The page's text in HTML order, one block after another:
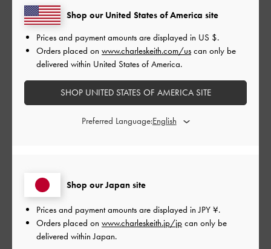
このレビューは役に立ちましたか？
大容量で可愛すぎました
つ付いてて1つはチャック付きなので安心です。
短い取っ手邪魔な場合は取り外せますし、リュックタイプも長
めの取っ手も頑丈です！
なによりめちゃくちゃ可愛くて褒められます！他の色も欲しく
なりました😆
Shop our Japan site
Prices and payment amounts are displayed inJPY ¥.
Orders placed on www.charleskeith.jp/jp can only be
delivered within Japan.
Shop our United States of America site
Prices and payment amounts are displayed in US $.
Orders placed on www.charleskeith.com/us can only be
delivered within United States of America.
SHOP UNITED STATES OF AMERICA SITE
Preferred Language: